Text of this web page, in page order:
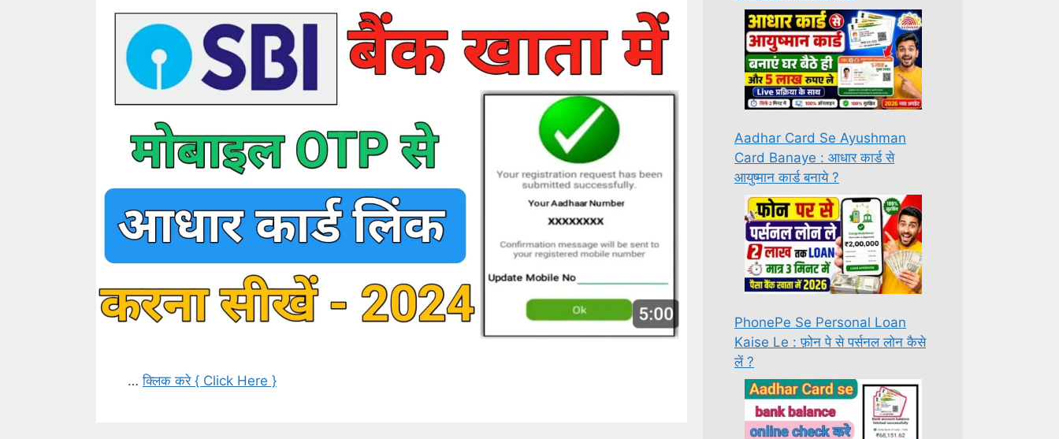
…क्लिक करे { Click Here }
Aadhar Card Se Ayushman
Card Banaye : आधार कार्ड से
आयुष्मान कार्ड बनाये ?
PhonePe Se Personal Loan
Kaise Le : फ़ोन पे से पर्सनल लोन कैसे
लें ?